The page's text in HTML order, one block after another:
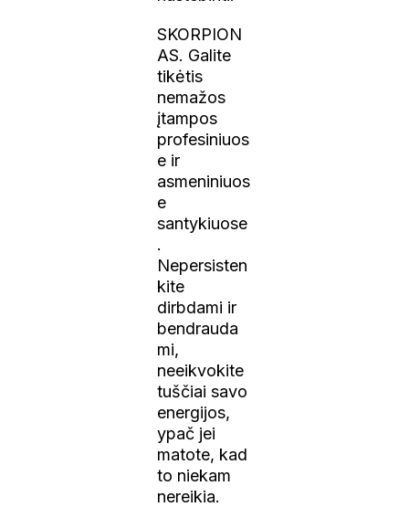
SKORPION
AS. Galite
tikėtis
nemažos
įtampos
profesiniuos
e ir
asmeniniuos
e
santykiuose
.
Nepersisten
kite
dirbdami ir
bendrauda
mi,
neeikvokite
tuščiai savo
energijos,
ypač jei
matote, kad
to niekam
nereikia.